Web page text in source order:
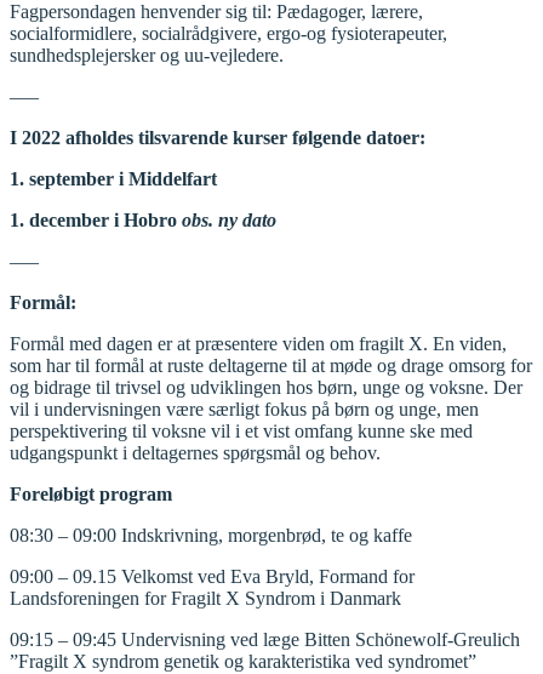
Fagpersondagen henvender sig til: Pædagoger, lærere,
socialformidlere, socialrådgivere, ergo-og fysioterapeuter,
sundhedsplejersker og uu-vejledere.
—–
I 2022 afholdes tilsvarende kurser følgende datoer:
1. september i Middelfart
1. december i Hobro obs. ny dato
—–
Formål:
Formål med dagen er at præsentere viden om fragilt X. En viden,
som har til formål at ruste deltagerne til at møde og drage omsorg for
og bidrage til trivsel og udviklingen hos børn, unge og voksne. Der
vil i undervisningen være særligt fokus på børn og unge, men
perspektivering til voksne vil i et vist omfang kunne ske med
udgangspunkt i deltagernes spørgsmål og behov.
Foreløbigt program
08:30 – 09:00 Indskrivning, morgenbrød, te og kaffe
09:00 – 09.15 Velkomst ved Eva Bryld, Formand for
Landsforeningen for Fragilt X Syndrom i Danmark
09:15 – 09:45 Undervisning ved læge Bitten Schönewolf-Greulich
”Fragilt X syndrom genetik og karakteristika ved syndromet”